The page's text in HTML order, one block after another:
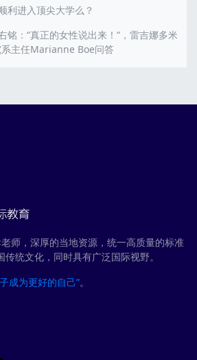
利进入顶尖大学么？
：“真正的女性说出来！“，雷吉娜多米
主任Marianne Boe问答
师，深厚的当地资源，统一高质量的标准
统文化，同时具有广泛国际视野。
成为更好的自己”。